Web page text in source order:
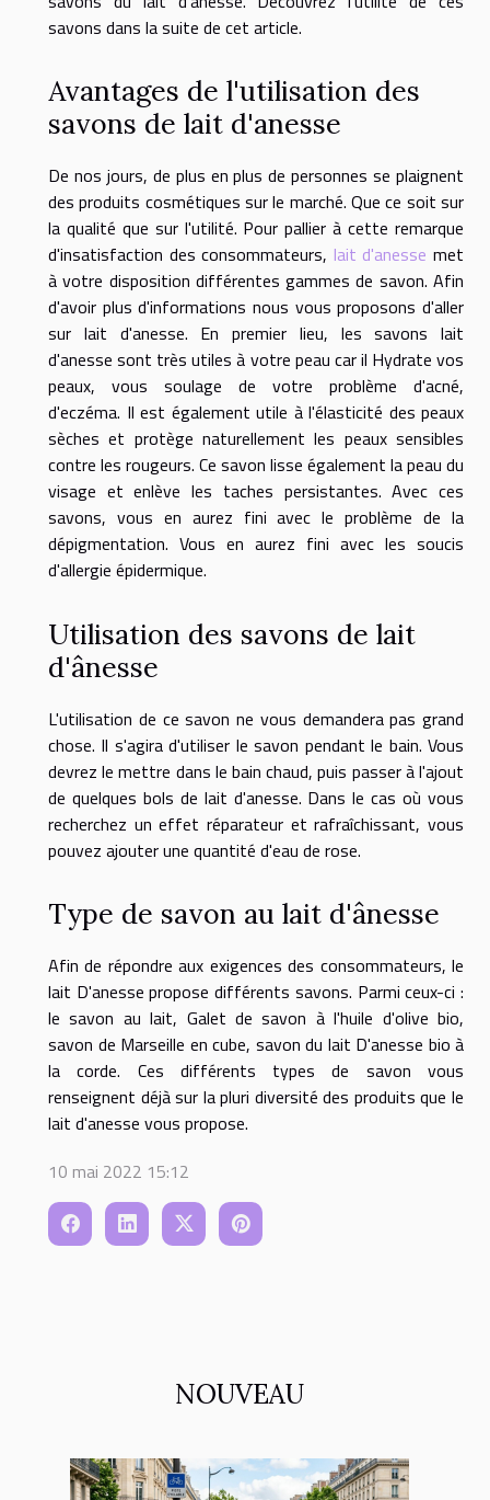
NOUVEAU
savons dans la suite de cet article.
Avantages de l'utilisation des
savons de lait d'anesse
De nos jours, de plus en plus de personnes se plaignent
des produits cosmétiques sur le marché. Que ce soit sur
la qualité que sur l'utilité. Pour pallier à cette remarque
d'insatisfaction des consommateurs, lait d'anesse met
à votre disposition différentes gammes de savon. Afin
d'avoir plus d'informations nous vous proposons d'aller
sur lait d'anesse. En premier lieu, les savons lait
d'anesse sont très utiles à votre peau car il Hydrate vos
peaux, vous soulage de votre problème d'acné,
d'eczéma. Il est également utile à l'élasticité des peaux
sèches et protège naturellement les peaux sensibles
contre les rougeurs. Ce savon lisse également la peau du
visage et enlève les taches persistantes. Avec ces
savons, vous en aurez fini avec le problème de la
dépigmentation. Vous en aurez fini avec les soucis
d'allergie épidermique.
Utilisation des savons de lait
d'ânesse
L'utilisation de ce savon ne vous demandera pas grand
chose. Il s'agira d'utiliser le savon pendant le bain. Vous
devrez le mettre dans le bain chaud, puis passer à l'ajout
de quelques bols de lait d'anesse. Dans le cas où vous
recherchez un effet réparateur et rafraîchissant, vous
pouvez ajouter une quantité d'eau de rose.
Type de savon au lait d'ânesse
Afin de répondre aux exigences des consommateurs, le
lait D'anesse propose différents savons. Parmi ceux-ci :
le savon au lait, Galet de savon à l'huile d'olive bio,
savon de Marseille en cube, savon du lait D'anesse bio à
la corde. Ces différents types de savon vous
renseignent déjà sur la pluri diversité des produits que le
lait d'anesse vous propose.
10 mai 2022 15:12